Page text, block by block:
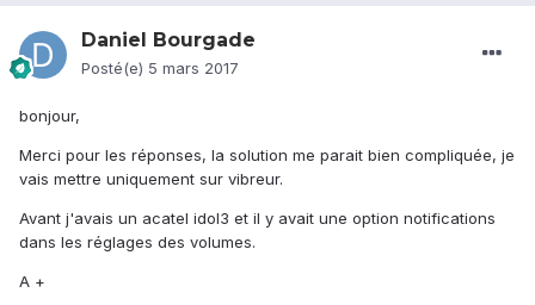
Daniel Bourgade
Posté(e) 5 mars 2017
bonjour,
Merci pour les réponses, la solution me parait bien compliquée, je
vais mettre uniquement sur vibreur.
Avant j'avais un acatel idol3 et il y avait une option notifications
dans les réglages des volumes.
A +